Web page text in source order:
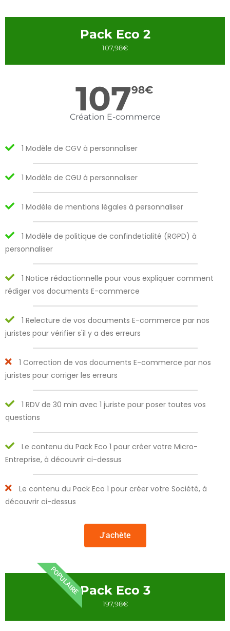
Pack Eco 2
107,98€
10798€
Création E-commerce
1 Modèle de CGV à personnaliser
1 Modèle de CGU à personnaliser
1 Modèle de mentions légales à personnaliser
1 Modèle de politique de confindetialité (RGPD) à
personnaliser
1 Notice rédactionnelle pour vous expliquer comment
rédiger vos documents E-commerce
1 Relecture de vos documents E-commerce par nos
juristes pour vérifier s'il y a des erreurs
1 Correction de vos documents E-commerce par nos
juristes pour corriger les erreurs
1 RDV de 30 min avec 1 juriste pour poser toutes vos
questions
Le contenu du Pack Eco 1 pour créer votre Micro-
Entreprise, à découvrir ci-dessus
Le contenu du Pack Eco 1 pour créer votre Société, à
découvrir ci-dessus
J'achète
POPULAIREPack Eco 3
197,98€